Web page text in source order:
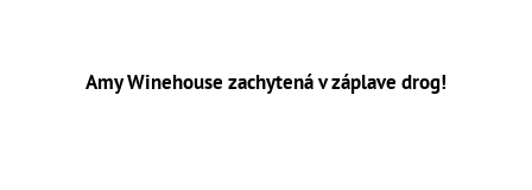
Amy Winehouse zachytená v záplave drog!